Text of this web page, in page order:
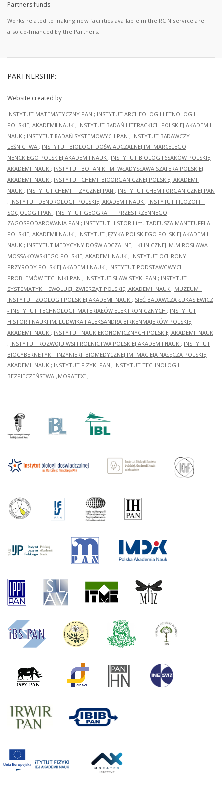
Partners funds
Works related to making new facilities available in the RCIN service are
also co-financed by the Partners.
PARTNERSHIP:
Website created by
INSTYTUT MATEMATYCZNY PAN ; INSTYTUT ARCHEOLOGII I ETNOLOGII
POLSKIEJ AKADEMII NAUK ; INSTYTUT BADAŃ LITERACKICH POLSKIEJ AKADEMII
NAUK ; INSTYTUT BADAŃ SYSTEMOWYCH PAN ; INSTYTUT BADAWCZY
LEŚNICTWA ; INSTYTUT BIOLOGII DOŚWIADCZALNEJ IM. MARCELEGO
NENCKIEGO POLSKIEJ AKADEMII NAUK ; INSTYTUT BIOLOGII SSAKÓW POLSKIEJ
AKADEMII NAUK ; INSTYTUT BOTANIKI IM. WŁADYSŁAWA SZAFERA POLSKIEJ
AKADEMII NAUK ; INSTYTUT CHEMII BIOORGANICZNEJ POLSKIEJ AKADEMII
NAUK ; INSTYTUT CHEMII FIZYCZNEJ PAN ; INSTYTUT CHEMII ORGANICZNEJ PAN
; INSTYTUT DENDROLOGII POLSKIEJ AKADEMII NAUK ; INSTYTUT FILOZOFII I
SOCJOLOGII PAN ; INSTYTUT GEOGRAFII I PRZESTRZENNEGO
ZAGOSPODAROWANIA PAN ; INSTYTUT HISTORII im. TADEUSZA MANTEUFFLA
POLSKIEJ AKADEMII NAUK ; INSTYTUT JĘZYKA POLSKIEGO POLSKIEJ AKADEMII
NAUK ; INSTYTUT MEDYCYNY DOŚWIADCZALNEJ I KLINICZNEJ IM.MIROSŁAWA
MOSSAKOWSKIEGO POLSKIEJ AKADEMII NAUK ; INSTYTUT OCHRONY
PRZYRODY POLSKIEJ AKADEMII NAUK ; INSTYTUT PODSTAWOWYCH
PROBLEMÓW TECHNIKI PAN ; INSTYTUT SLAWISTYKI PAN ; INSTYTUT
SYSTEMATYKI I EWOLUCJI ZWIERZĄT POLSKIEJ AKADEMII NAUK ; MUZEUM I
INSTYTUT ZOOLOGII POLSKIEJ AKADEMII NAUK ; SIEĆ BADAWCZA ŁUKASIEWICZ
- INSTYTUT TECHNOLOGII MATERIAŁÓW ELEKTRONICZNYCH ; INSTYTUT
HISTORII NAUKI IM. LUDWIKA I ALEKSANDRA BIRKENMAJERÓW POLSKIEJ
AKADEMII NAUK ; INSTYTUT NAUK EKONOMICZNYCH POLSKIEJ AKADEMII NAUK
; INSTYTUT ROZWOJU WSI I ROLNICTWA POLSKIEJ AKADEMII NAUK ; INSTYTUT
BIOCYBERNETYKI I INŻYNIERII BIOMEDYCZNEJ IM. MACIEJA NAŁĘCZA POLSKIEJ
AKADEMII NAUK ; INSTYTUT FIZYKI PAN ; INSTYTUT TECHNOLOGII
BEZPIECZEŃSTWA „MORATEX” ;